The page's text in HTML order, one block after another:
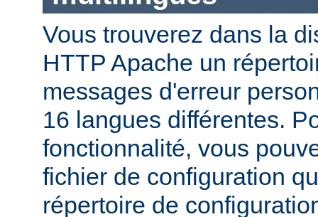
Vous trouverez dans la
HTTP Apache un
messages d'erreur
16 langues différentes.
fonctionnalité, vous
fichier de configuration
répertoire de